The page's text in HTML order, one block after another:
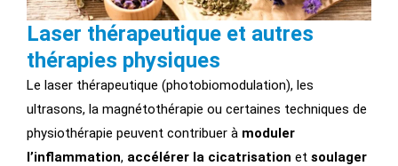
Laser thérapeutique et autres
thérapies physiques
Le laser thérapeutique (photobiomodulation), les
ultrasons, la magnétothérapie ou certaines techniques de
physiothérapie peuvent contribuer à moduler
l’inflammation, accélérer la cicatrisation et soulager